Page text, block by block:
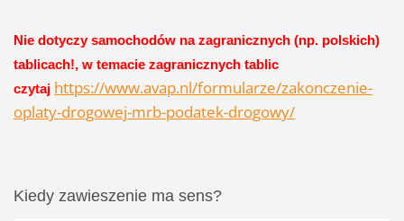
Nie dotyczy samochodów na zagranicznych (np. polskich)
tablicach!, w temacie zagranicznych tablic
czytaj https://www.avap.nl/formularze/zakonczenie-
oplaty-drogowej-mrb-podatek-drogowy/
Kiedy zawieszenie ma sens?